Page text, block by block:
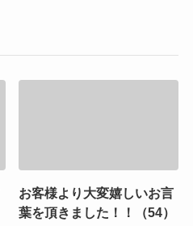
お客様より大変嬉しいお言
葉を頂きました！！（54）